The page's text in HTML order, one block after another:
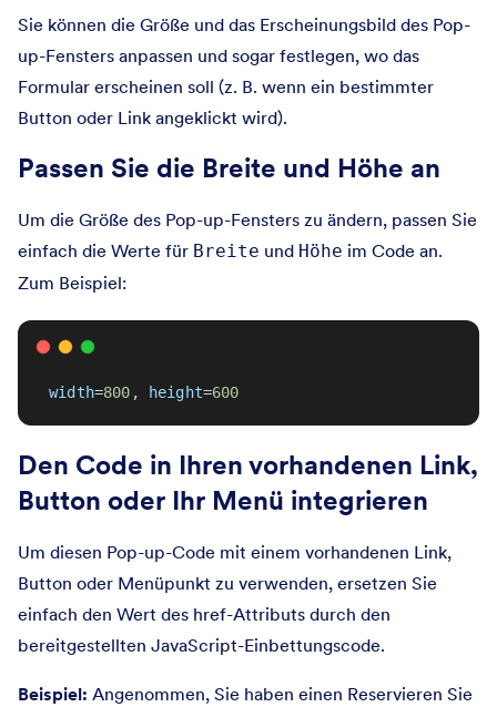
Sie können die Größe und das Erscheinungsbild des Pop-
up-Fensters anpassen und sogar festlegen, wo das
Formular erscheinen soll (z. B. wenn ein bestimmter
Button oder Link angeklickt wird).
Passen Sie die Breite und Höhe an
Um die Größe des Pop-up-Fensters zu ändern, passen Sie
einfach die Werte für Breite und Höhe im Code an.
Zum Beispiel:
width=800 , height=600
Den Code in Ihren vorhandenen Link,
Button oder Ihr Menü integrieren
Um diesen Pop-up-Code mit einem vorhandenen Link,
Button oder Menüpunkt zu verwenden, ersetzen Sie
einfach den Wert des href-Attributs durch den
bereitgestellten JavaScript-Einbettungscode.
Beispiel: Angenommen, Sie haben einen Reservieren Sie